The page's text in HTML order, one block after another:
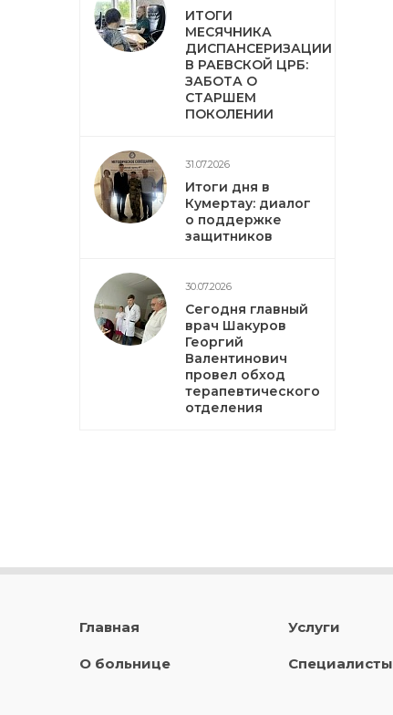
ИТОГИ
МЕСЯЧНИКА
ДИСПАНСЕРИЗАЦИИ
В РАЕВСКОЙ ЦРБ:
ЗАБОТА О
СТАРШЕМ
ПОКОЛЕНИИ
31.07.2026
Итоги дня в
Кумертау: диалог
о поддержке
защитников
30.07.2026
Сегодня главный
врач Шакуров
Георгий
Валентинович
провел обход
терапевтического
отделения
Главная
О больнице
Услуги
Специалисты